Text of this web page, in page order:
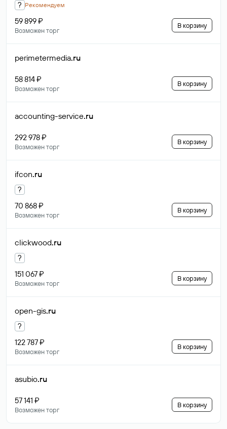
? Рекомендуем
59 899 ₽
Возможен торг
В корзину
perimetermedia.ru
58 814 ₽
Возможен торг
В корзину
accounting-service.ru
292 978 ₽
Возможен торг
В корзину
ifcon.ru
?
70 868 ₽
Возможен торг
В корзину
clickwood.ru
?
151 067 ₽
Возможен торг
В корзину
open-gis.ru
?
122 787 ₽
Возможен торг
В корзину
asubio.ru
57 141 ₽
Возможен торг
В корзину